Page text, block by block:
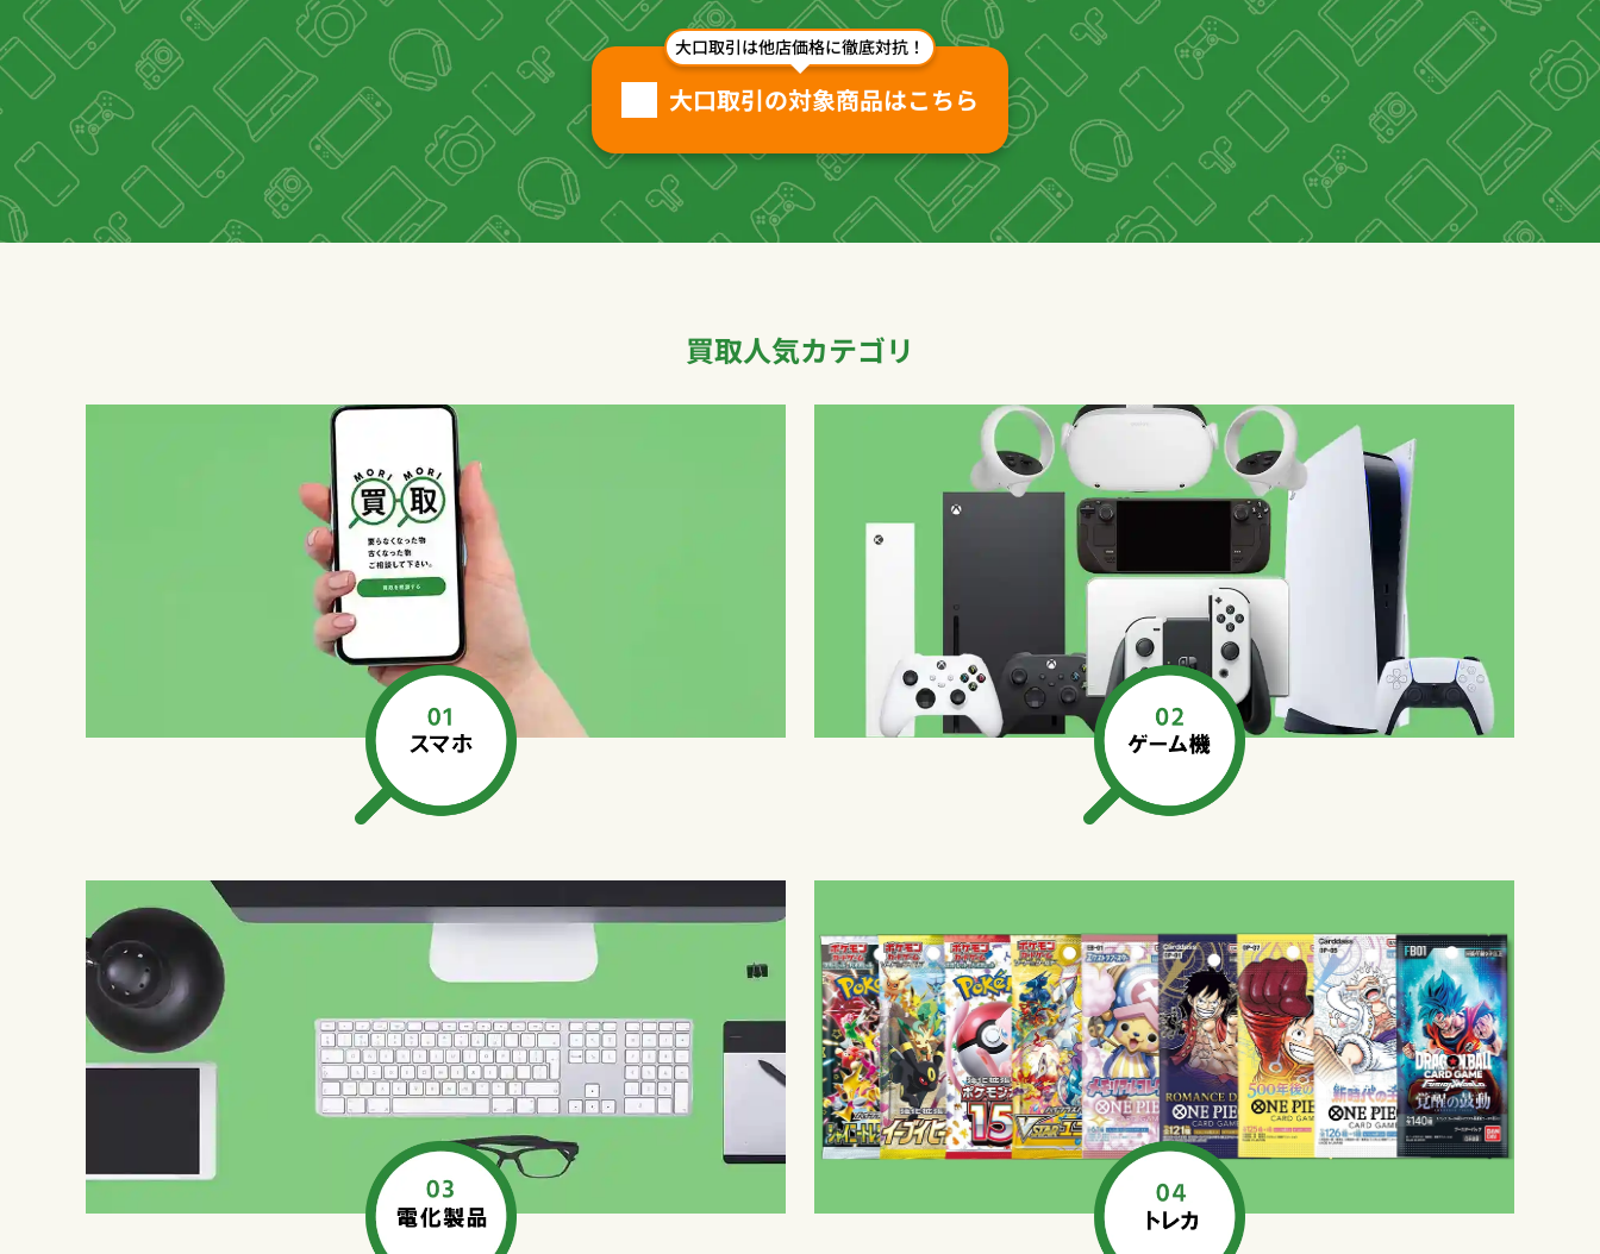
大口取引は他店価格に徹底対抗！
大口取引の対象商品はこちら
買取人気カテゴリ